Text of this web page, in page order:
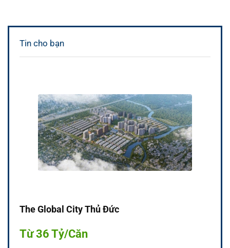
Tin cho bạn
The Global City Thủ Đức
Từ 36 Tỷ/Căn